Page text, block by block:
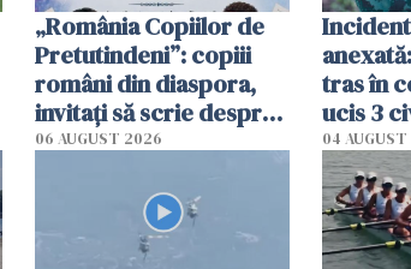
„România Copiilor de
Pretutindeni”: copiii
români din diaspora,
invitați să scrie despre
România într-un volum
06 AUGUST 2026
tras în
ucis 3
04